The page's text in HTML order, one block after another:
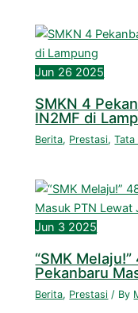
Jun 26 2025
SMKN 4
IN2MF di
Berita, Prestasi,Tata
Jun 3 2025
“SMK
Pekanbaru
Berita, Prestasi / By